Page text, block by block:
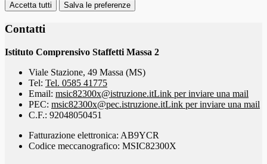
Accetta tutti Salva le preferenze
Contatti
Istituto Comprensivo Staffetti Massa 2
Viale Stazione, 49 Massa (MS)
Tel: Tel. 0585 41775
Email: msic82300x@istruzione.itLink per inviare una mail
PEC: msic82300x@pec.istruzione.itLink per inviare una mail
C.F.: 92048050451
Fatturazione elettronica: AB9YCR
Codice meccanografico: MSIC82300X